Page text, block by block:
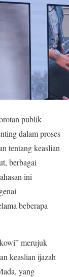
publik
dalam proses
tentang keaslian
berbagai
ini
beberapa
merujuk
keaslian ijazah
yang